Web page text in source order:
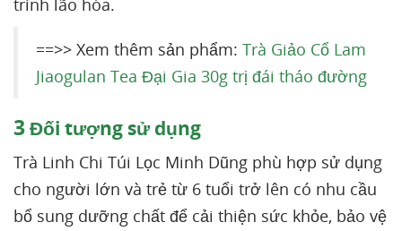
trình lão hóa.
==>> Xem thêm sản phẩm: Trà Giảo Cổ Lam
Jiaogulan Tea Đại Gia 30g trị đái tháo đường
3Đối tượng sử dụng
Trà Linh Chi Túi Lọc Minh Dũng phù hợp sử dụng
cho người lớn và trẻ từ 6 tuổi trở lên có nhu cầu
bổ sung dưỡng chất để cải thiện sức khỏe, bảo vệ